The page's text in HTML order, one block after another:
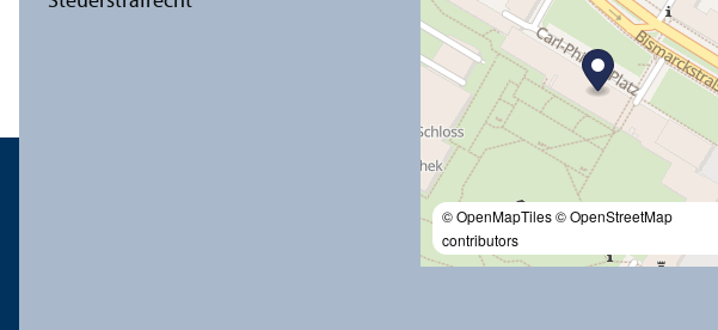
© OpenMapTiles© OpenStreetMap
contributors